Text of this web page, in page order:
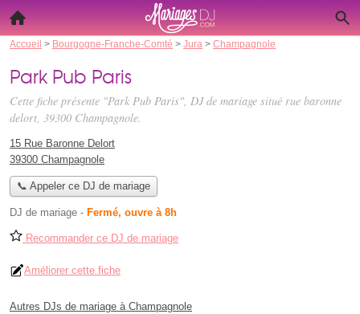
Accueil > Bourgogne-Franche-Comté > Jura > Champagnole
Park Pub Paris
Cette fiche présente "Park Pub Paris", DJ de mariage situé rue baronne
delort, 39300 Champagnole.
15 Rue Baronne Delort
39300 Champagnole
📞 Appeler ce DJ de mariage
DJ de mariage - Fermé, ouvre à 8h
Recommander ce DJ de mariage
Améliorer cette fiche
Autres DJs de mariage à Champagnole